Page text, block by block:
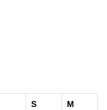
S M